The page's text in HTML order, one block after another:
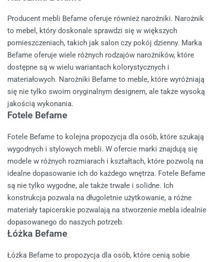
Producent mebli Befame oferuje również narożniki. Narożnik
to mebel, który doskonale sprawdzi się w większych
pomieszczeniach, takich jak salon czy pokój dzienny. Marka
Befame oferuje wiele różnych rodzajów narożników, które
dostępne są w wielu wariantach kolorystycznych i
materiałowych. Narożniki Befame to meble, które wyróżniają
się nie tylko swoim oryginalnym designem, ale także wysoką
jakością wykonania.
Fotele Befame
Fotele Befame to kolejna propozycja dla osób, które szukają
wygodnych i stylowych mebli. W ofercie marki znajdują się
modele w różnych rozmiarach i kształtach, które pozwolą na
idealne dopasowanie ich do każdego wnętrza. Fotele Befame
są nie tylko wygodne, ale także trwałe i solidne. Ich
konstrukcja pozwala na długoletnie użytkowanie, a różne
materiały tapicerskie pozwalają na stworzenie mebla idealnie
dopasowanego do naszych potrzeb.
Łóżka Befame
Łóżka Befame to propozycja dla osób, które cenią sobie